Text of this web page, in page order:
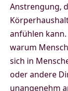
Anstrengung,
anfühlen
warum
sich in
oder andere
unangenehm